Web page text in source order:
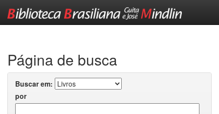
Página de busca
Buscar em:
por